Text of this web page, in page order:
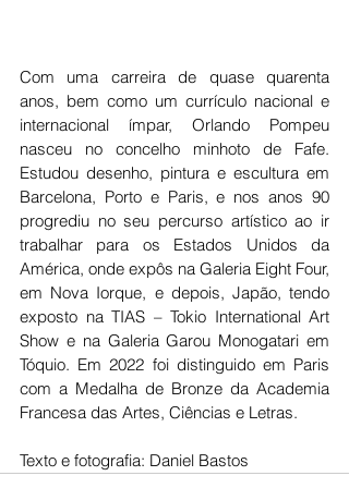
Com uma carreira de quase quarenta
anos, bem como um currículo nacional e
internacional ímpar, Orlando Pompeu
nasceu no concelho minhoto de Fafe.
Estudou desenho, pintura e escultura em
Barcelona, Porto e Paris, e nos anos 90
progrediu no seu percurso artístico ao ir
trabalhar para os Estados Unidos da
América, onde expôs na Galeria Eight Four,
em Nova Iorque, e depois, Japão, tendo
exposto na TIAS – Tokio International Art
Show e na Galeria Garou Monogatari em
Tóquio. Em 2022 foi distinguido em Paris
com a Medalha de Bronze da Academia
Francesa das Artes, Ciências e Letras.
Texto e fotografia: Daniel Bastos